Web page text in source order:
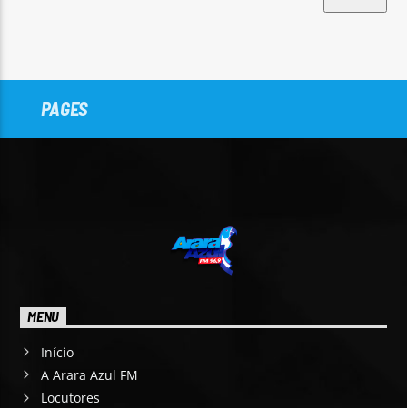
PAGES
MENU
Início
A Arara Azul FM
Locutores